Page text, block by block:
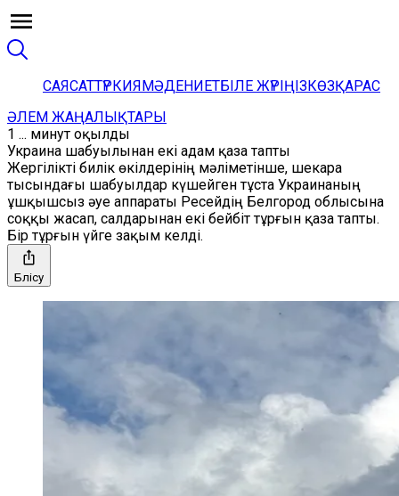
САЯСАТТҮРКИЯМӘДЕНИЕТБІЛЕ ЖҮРІҢІЗКӨЗҚАРАС
ӘЛЕМ ЖАҢАЛЫҚТАРЫ
1 ... минут оқылды
Украина шабуылынан екі адам қаза тапты
Жергілікті билік өкілдерінің мәліметінше, шекара
тысындағы шабуылдар күшейген тұста Украинаның
ұшқышсыз әуе аппараты Ресейдің Белгород облысына
соққы жасап, салдарынан екі бейбіт тұрғын қаза тапты.
Бір тұрғын үйге зақым келді.
Бөлісу